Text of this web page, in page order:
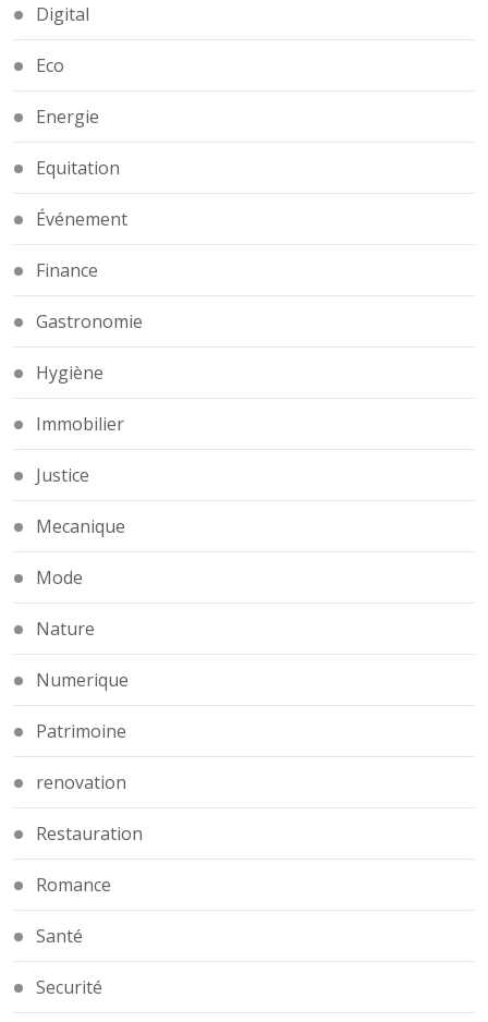
Digital
Eco
Energie
Equitation
Événement
Finance
Gastronomie
Hygiène
Immobilier
Justice
Mecanique
Mode
Nature
Numerique
Patrimoine
renovation
Restauration
Romance
Santé
Securité